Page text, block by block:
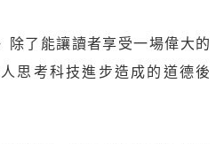
除了能讓讀者享受一場偉大的
思考科技進步造成的道德後